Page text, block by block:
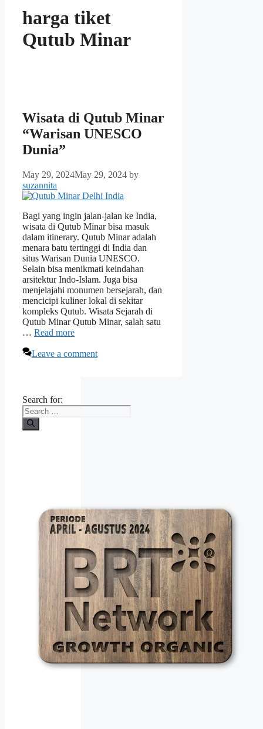
harga tiket
Qutub Minar
Wisata di Qutub Minar
“Warisan UNESCO
Dunia”
May 29, 2024May 29, 2024 by
suzannita
Bagi yang ingin jalan-jalan ke India,
wisata di Qutub Minar bisa masuk
dalam itinerary. Qutub Minar adalah
menara batu tertinggi di India dan
situs Warisan Dunia UNESCO.
Selain bisa menikmati keindahan
arsitektur Indo-Islam. Juga bisa
menjelajahi monumen bersejarah, dan
mencicipi kuliner lokal di sekitar
kompleks Qutub. Wisata Sejarah di
Qutub Minar Qutub Minar, salah satu
… Read more
Leave a comment
Search for: